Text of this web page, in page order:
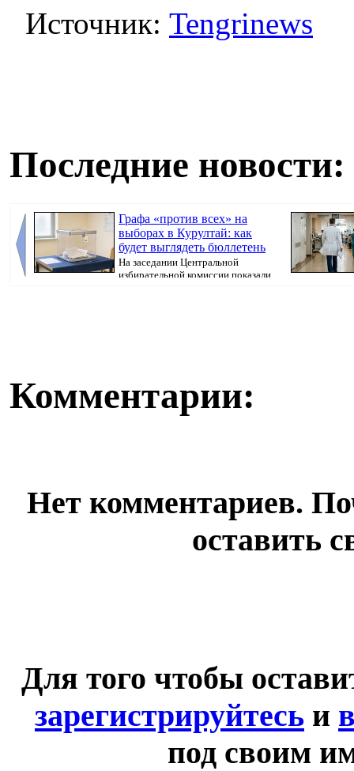
Источник: Tengrinews
Последние новости:
Графа «против всех» на
выборах в Курултай: как
будет выглядеть бюллетень
На заседании Центральной
избирательной комиссии показали
Комментарии:
Нет комментариев.
оставить
Для того чтобы
зарегистрируйтесь и
под своим